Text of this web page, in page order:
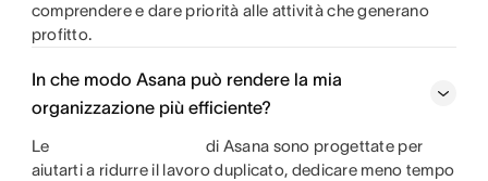
comprendere e dare priorità alle attività che generano
profitto.
In che modo Asana può rendere la mia
organizzazione più efficiente?
Le
di Asana sono progettate per
aiutarti a ridurre il lavoro duplicato, dedicare meno tempo